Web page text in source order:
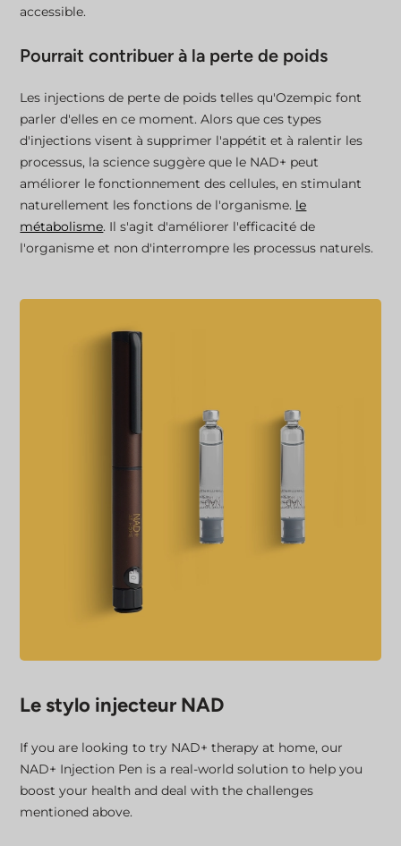
accessible.
Pourrait contribuer à la perte de poids
Les injections de perte de poids telles qu'Ozempic font
parler d'elles en ce moment. Alors que ces types
d'injections visent à supprimer l'appétit et à ralentir les
processus, la science suggère que le NAD+ peut
améliorer le fonctionnement des cellules, en stimulant
naturellement les fonctions de l'organisme. le
métabolisme. Il s'agit d'améliorer l'efficacité de
l'organisme et non d'interrompre les processus naturels.
Le stylo injecteur NAD
If you are looking to try NAD+ therapy at home, our
NAD+ Injection Pen is a real-world solution to help you
boost your health and deal with the challenges
mentioned above.